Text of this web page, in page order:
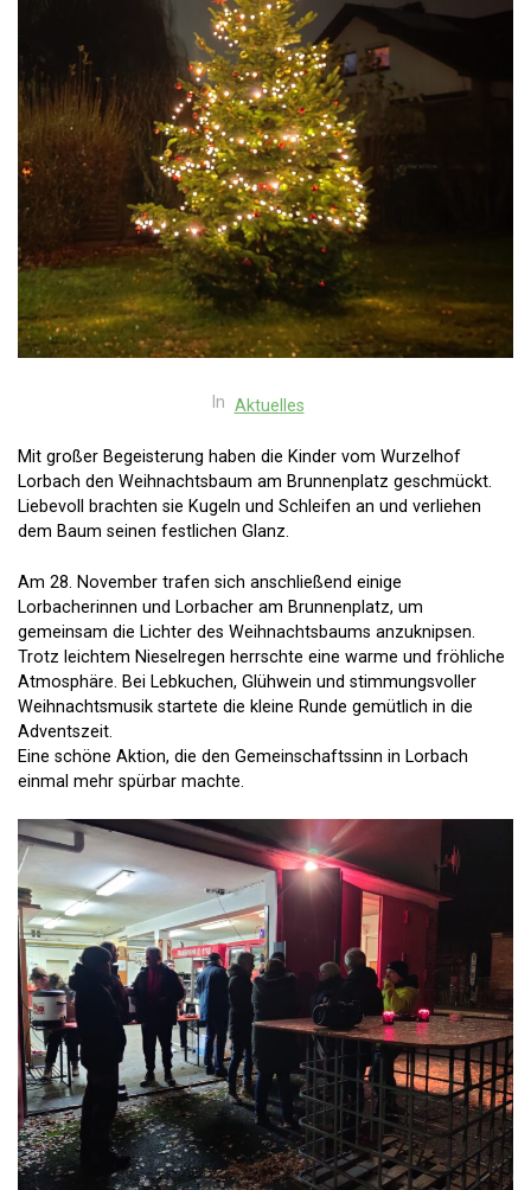
In Aktuelles
Mit großer Begeisterung haben die Kinder vom Wurzelhof
Lorbach den Weihnachtsbaum am Brunnenplatz geschmückt.
Liebevoll brachten sie Kugeln und Schleifen an und verliehen
dem Baum seinen festlichen Glanz.
Am 28. November trafen sich anschließend einige
Lorbacherinnen und Lorbacher am Brunnenplatz, um
gemeinsam die Lichter des Weihnachtsbaums anzuknipsen.
Trotz leichtem Nieselregen herrschte eine warme und fröhliche
Atmosphäre. Bei Lebkuchen, Glühwein und stimmungsvoller
Weihnachtsmusik startete die kleine Runde gemütlich in die
Adventszeit.
Eine schöne Aktion, die den Gemeinschaftssinn in Lorbach
einmal mehr spürbar machte.